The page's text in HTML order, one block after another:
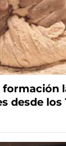
desde los